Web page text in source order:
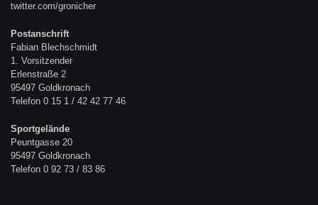
twitter.com/gronicher
Postanschrift
Fabian Blechschmidt
1. Vorsitzender
Erlenstraße 2
95497 Goldkronach
Telefon 0 15 1 / 42 42 77 46
Sportgelände
Peuntgasse 20
95497 Goldkronach
Telefon 0 92 73 / 83 86